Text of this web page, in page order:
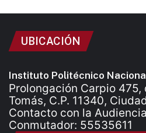
UBICACIÓN
Instituto Politécnico
Prolongación Carpio 475,
Tomás, C.P. 11340,
Contacto con la
Conmutador: 55535611